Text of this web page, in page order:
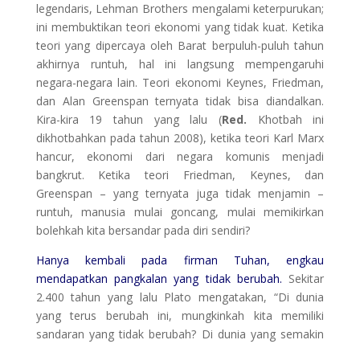
legendaris, Lehman Brothers mengalami keterpurukan;
ini membuktikan teori ekonomi yang tidak kuat. Ketika
teori yang dipercaya oleh Barat berpuluh-puluh tahun
akhirnya runtuh, hal ini langsung mempengaruhi
negara-negara lain. Teori ekonomi Keynes, Friedman,
dan Alan Greenspan ternyata tidak bisa diandalkan.
Kira-kira 19 tahun yang lalu (Red. Khotbah ini
dikhotbahkan pada tahun 2008), ketika teori Karl Marx
hancur, ekonomi dari negara komunis menjadi
bangkrut. Ketika teori Friedman, Keynes, dan
Greenspan – yang ternyata juga tidak menjamin –
runtuh, manusia mulai goncang, mulai memikirkan
bolehkah kita bersandar pada diri sendiri?
Hanya kembali pada firman Tuhan, engkau
mendapatkan pangkalan yang tidak berubah. Sekitar
2.400 tahun yang lalu Plato mengatakan, “Di dunia
yang terus berubah ini, mungkinkah kita memiliki
sandaran yang tidak berubah? Di dunia yang semakin